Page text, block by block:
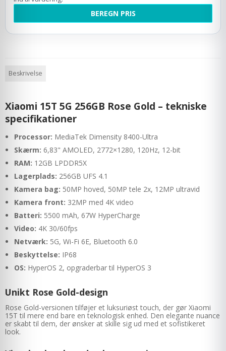
BEREGN PRIS
Beskrivelse
Xiaomi 15T 5G 256GB Rose Gold – tekniske
specifikationer
Processor: MediaTek Dimensity 8400-Ultra
Skærm: 6,83" AMOLED, 2772×1280, 120Hz, 12-bit
RAM: 12GB LPDDR5X
Lagerplads: 256GB UFS 4.1
Kamera bag: 50MP hoved, 50MP tele 2x, 12MP ultravid
Kamera front: 32MP med 4K video
Batteri: 5500 mAh, 67W HyperCharge
Video: 4K 30/60fps
Netværk: 5G, Wi-Fi 6E, Bluetooth 6.0
Beskyttelse: IP68
OS: HyperOS 2, opgraderbar til HyperOS 3
Unikt Rose Gold-design
Rose Gold-versionen tilføjer et luksuriøst touch, der gør Xiaomi
15T til mere end bare en teknologisk enhed. Den elegante nuance
er skabt til dem, der ønsker at skille sig ud med et sofistikeret
look.